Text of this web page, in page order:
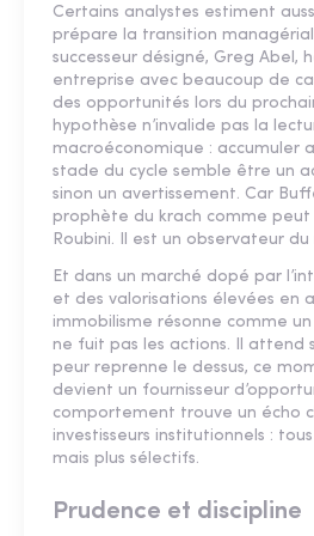
Certains analystes estiment
prépare la transition
successeur désigné, Greg Abel,
entreprise avec beaucoup de
des opportunités lors du
hypothèse n’invalide pas la
macroéconomique : accumuler
stade du cycle semble être un
sinon un avertissement. Car
prophète du krach comme peut
Roubini. Il est un observateur du
Et dans un marché dopé par
et des valorisations élevées en
immobilisme résonne comme
ne fuit pas les actions. Il attend
peur reprenne le dessus, ce
devient un fournisseur
comportement trouve un écho
investisseurs institutionnels :
mais plus sélectifs.
Prudence et discipline